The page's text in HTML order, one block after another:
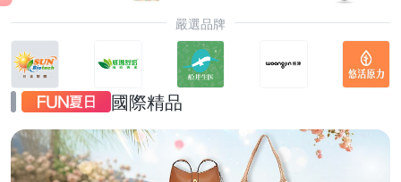
嚴選品牌
國際精品